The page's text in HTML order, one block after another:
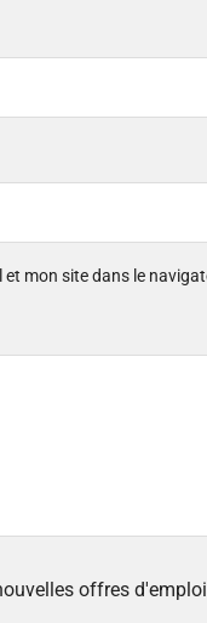
et mon site dans le
offres